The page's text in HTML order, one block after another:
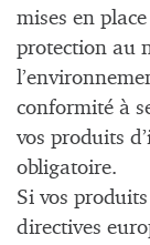
mises en
protection au
conformité à
vos produits
obligatoire.
Si vos
directives